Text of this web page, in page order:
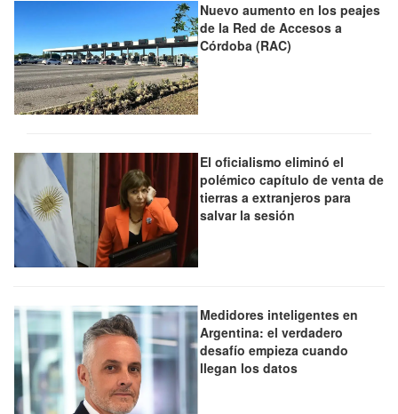
Nuevo aumento en los peajes
de la Red de Accesos a
Córdoba (RAC)
El oficialismo eliminó el
polémico capítulo de venta de
tierras a extranjeros para
salvar la sesión
Medidores inteligentes en
Argentina: el verdadero
desafío empieza cuando
llegan los datos